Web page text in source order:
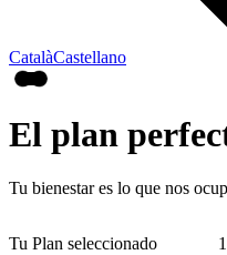
CatalàCastellano
El plan
Tu bienestar es lo que nos
Tu Plan seleccionado
1